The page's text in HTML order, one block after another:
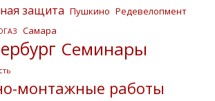
защита Пушкино Редевелопмент
Самара
Семинары
монтажные работы